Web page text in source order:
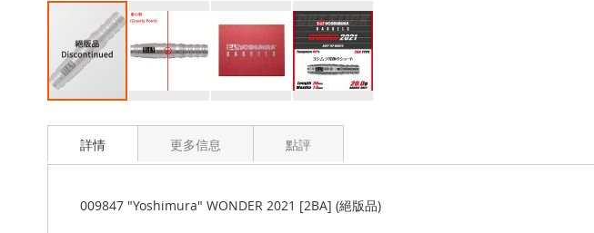
to
beginning
詳情
009847 "Yoshimura" WONDER 2021 [2BA] (絕版品)
更多信息 點評